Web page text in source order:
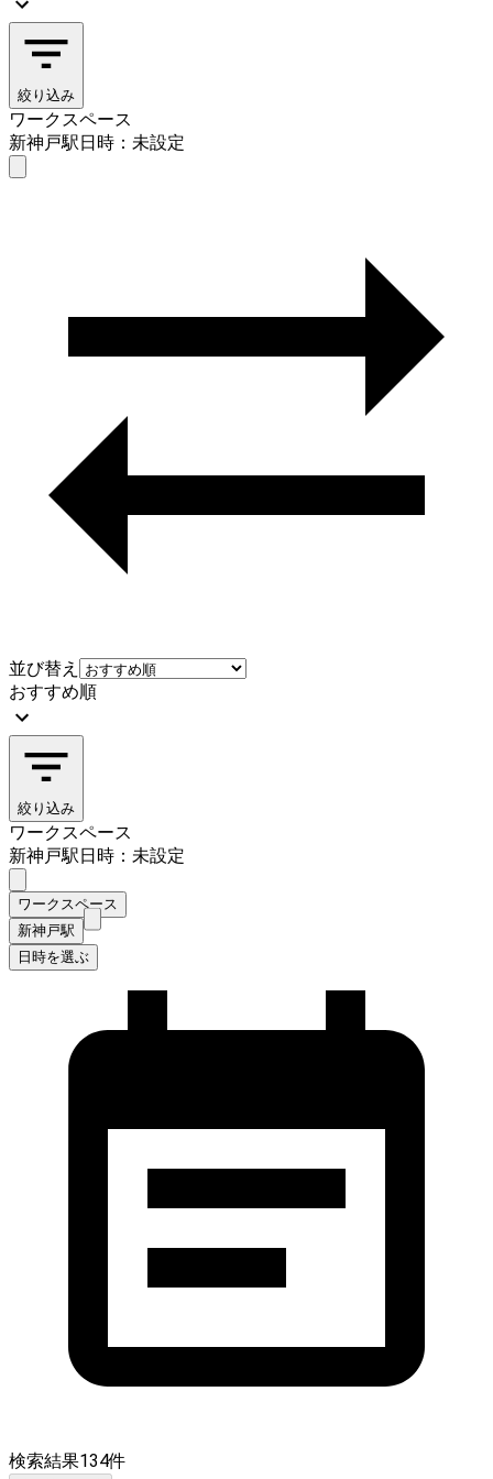
絞り込み
ワークスペース
新神戸駅日時：未設定
並び替え
おすすめ順
絞り込み
ワークスペース
新神戸駅日時：未設定
ワークスペース
新神戸駅
日時を選ぶ
検索結果134件